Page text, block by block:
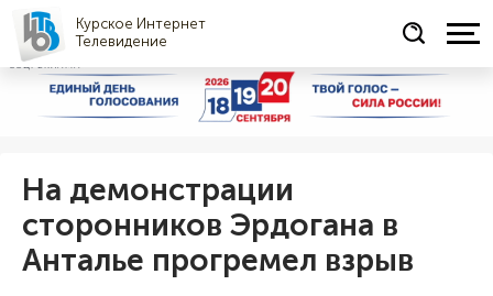
Курское Интернет
Телевидение
СОЦРЕКЛАМА
На демонстрации
сторонников Эрдогана в
Анталье прогремел взрыв